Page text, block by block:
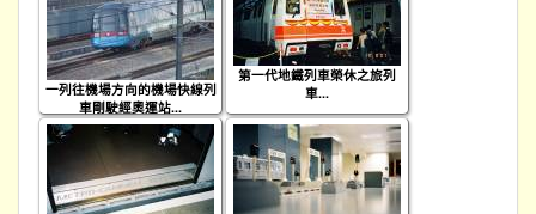
一列往機場方向的機場快線列
車剛駛經奧運站...
第一代地鐵列車榮休之旅列
車...